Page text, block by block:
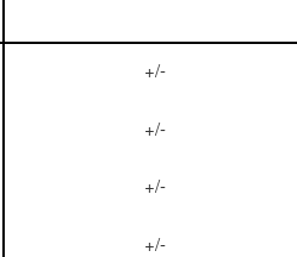
+/-
+/-
+/-
+/-